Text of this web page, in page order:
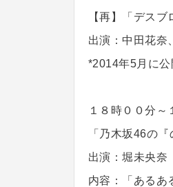
【再】「デス
出演：中田花奈
*2014年5月に公
１８時００分～
「乃木坂46の
出演：堀未央奈
内容：「あるあ